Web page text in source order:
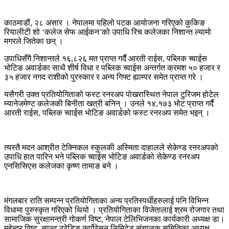
काठमाडौं, २८ असार । नेपालमा पहिलो पटक आयोजना गरिएको कुकिङ
रियालीटी शो ‘कलेज सेफ आईकन’को उपाधि रिच कलेजका निशान्त ल्यामो
मगरले जितेका छन् ।
उपाधिसँगै निशान्तले १६,८२६ मत प्राप्त गर्दै आरती राईस, पब्लिक च्वाईस
भोटिङ अवार्डका साथै शीर्ष विधा र पब्लिक च्वाईस अन्तर्गत क्रमश ५० हजार र
३५ हजार नगद राशीको पुरस्कार र अन्य गिफ्ट ह्याम्पर समेत प्राप्त गरे ।
यसैगरी उक्त प्रतियोगिताको फस्ट रनरअप पोखरास्थित नेपाल टुरिजम होटेल
म्यानेजमेण्ट कलेजकी बिनीता खत्री बनिन् । उनले १४,१७३ भोट प्राप्त गर्दै
आरती राईस, पब्लिक च्वाईस भोटिङ अवार्डको फस्ट रनरअप समेत भइन् ।
त्यस्तै मदन आश्रीत टेक्निकल स्कुलकी अस्मिता दाहालले सेकेण्ड रनरअपको
उपाधि हात पारिन भने पब्लिक च्वाईस भोटिङ अवार्डको सेकेण्ड रनरअप
एनसिसिएस कलेजका कृष्ण तामाङ बने ।
मंगलबार राति सम्पन्न प्रतियोगिताका अन्य प्रतिस्पर्धीहरुलाई पनि विभिन्न
विधामा पुरुस्कृत गरिएको थियो । प्रतियोगिताका विजेतालाई श्रम रोजगार तथा
सामाजिक सुरक्षामन्त्री गोकर्ण विष्ट, नेपाल टेलिभिजनका कार्यकारी अध्यक्ष डा।